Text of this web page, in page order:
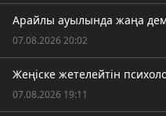
Арайлы ауылында жаңа
07.08.2026 20:02
Жеңіске жетелейтін
07.08.2026 19:11